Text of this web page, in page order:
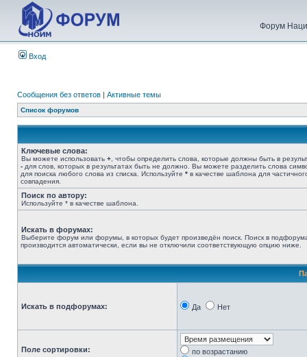
Форум
Вход
Сообщения без ответов | Активные темы
Список форумов
Ключевые слова:
Вы можете использовать + , чтобы определить слова, которые должны быть в
- для слов, которых в результатах быть не должно. Вы можете разделить слова
для поиска любого слова из списка. Используйте * в качестве шаблона для
совпадения.
Поиск по автору:
Используйте * в качестве шаблона.
Искать в форумах:
Выберите форум или форумы, в которых будет произведён поиск. Поиск в
производится автоматически, если вы не отключили соответствующую опцию ниже.
Искать в подфорумах: Да Нет
Поле сортировки:
по возрастанию